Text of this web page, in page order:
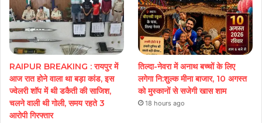
RAIPUR BREAKING : रायपुर में
आज रात होने वाला था बड़ा कांड, इस
ज्वेलरी शॉप में थी डकैती की साजिश,
चलने वाली थी गोली, समय रहते 3
आरोपी गिरफ्तार
तिल्दा-नेवरा में अनाथ बच्चों के लिए
लगेगा नि:शुल्क मीना बाजार, 10 अगस्त
को मुस्कानों से सजेगी खास शाम
18 hours ago